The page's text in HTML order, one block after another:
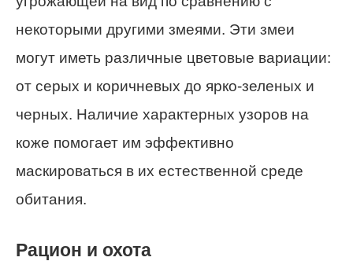
некоторыми другими змеями. Эти змеи
могут иметь различные цветовые вариации:
от серых и коричневых до ярко-зеленых и
черных. Наличие характерных узоров на
коже помогает им эффективно
маскироваться в их естественной среде
обитания.
Рацион и охота